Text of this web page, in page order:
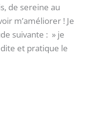
de sereine au
m’améliorer ! Je
suivante : » je
et pratique le